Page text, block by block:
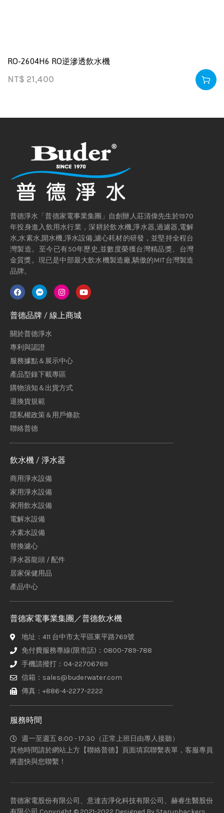
RO-2604H6 RO逆滲透飲水機
NT$ 21,400
普德淨水「普德家電事業集團」自創辦人莊清偉先生於1970
年投身進入飲用水行業，深耕於飲水機,淨水器,過濾器,電解
水,水素水,開水機,淨水設備,濾心耗材的研發，並堅持全程台
灣製造。至今已有50年歷史,並數度榮獲台灣精品獎、台灣
金質獎。現已是中部最大飲水機製造廠,驕傲的MIT台灣製造
品牌。
普德品牌 / 線上商城
關於普德淨水
專利與認證
服務據點＆展示中心
產品型錄下載專區
購物須知＆出貨方式
退換貨規範
隱私權政策＆用戶條款
聯絡普德
飲水機 / 淨水器
商用淨水設備
家用淨水設備
家用飲水設備
電解水設備
水素水設備
替換濾心
淨水器龍頭 / 配件
居家保健用品
產品中心
普德家電事業集團／普德飲水機
地址：411 台中市太平區東平路769號
免付費服務專線(限市話)：0800-789-788
手機請撥打：04-22706789
信箱：sales@buderwater.com
傳真：+886-4-2277-2222
服務時間
週一至週五 8:00 - 17:30（正常上班日由專人接聽）
其他時間請於網站上方【聯絡普德】頁面填寫聯繫表單，客服專員
將盡快與您聯繫！
普德家電股份有限公司、意達吉淨化科技有限公司、赫睿生醫股份